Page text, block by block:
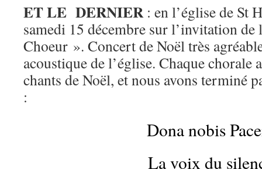
ET LE DERNIER: en l’église de St
samedi 15 décembre sur l’invitation
Choeur ». Concert de Noël très
acoustique de l’église. Chaque chorale
chants de Noël, et nous avons terminé
:
Dona nobis
La voix du